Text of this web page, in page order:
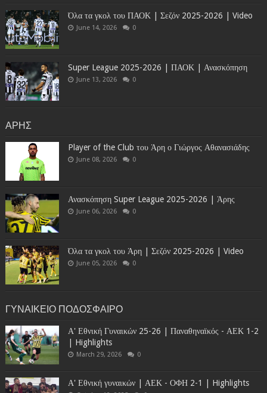
Όλα τα γκολ του ΠΑΟΚ | Σεζόν 2025-2026 | Video
June 14, 2026 0
Super League 2025-2026 | ΠΑΟΚ | Ανασκόπηση
June 13, 2026 0
ΑΡΗΣ
Player of the Club του Άρη ο Γιώργος Αθανασιάδης
June 08, 2026 0
Ανασκόπηση Super League 2025-2026 | Άρης
June 06, 2026 0
Όλα τα γκολ του Άρη | Σεζόν 2025-2026 | Video
June 05, 2026 0
ΓΥΝΑΙΚΕΙΟ ΠΟΔΟΣΦΑΙΡΟ
Α' Εθνική Γυναικών 25-26 | Παναθηναϊκός - ΑΕΚ 1-2
| Highlights
March 29, 2026 0
Α' Εθνική γυναικών | ΑΕΚ - ΟΦΗ 2-1 | Highlights